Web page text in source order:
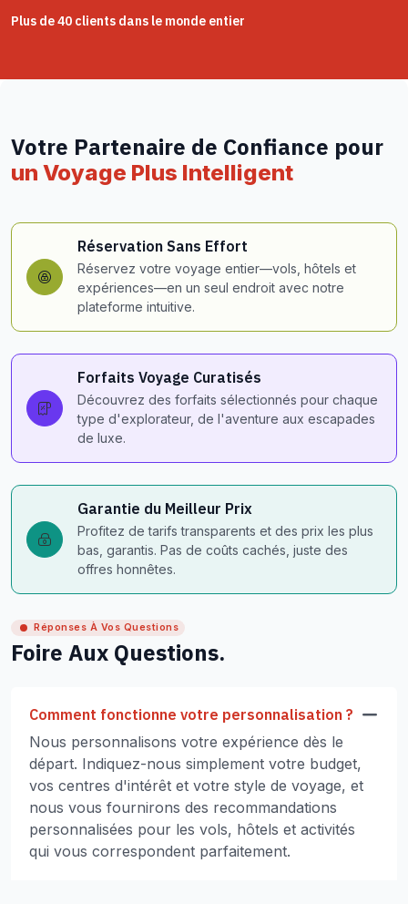
Plus de 40 clients dans le monde entier
Votre Partenaire de Confiance pour
un Voyage Plus Intelligent
Réservation Sans Effort
Réservez votre voyage entier—vols, hôtels et
expériences—en un seul endroit avec notre
plateforme intuitive.
Forfaits Voyage Curatisés
Découvrez des forfaits sélectionnés pour chaque
type d'explorateur, de l'aventure aux escapades
de luxe.
Garantie du Meilleur Prix
Profitez de tarifs transparents et des prix les plus
bas, garantis. Pas de coûts cachés, juste des
offres honnêtes.
Réponses À Vos Questions
Foire Aux Questions.
Comment fonctionne votre personnalisation ?
Nous personnalisons votre expérience dès le
départ. Indiquez-nous simplement votre budget,
vos centres d'intérêt et votre style de voyage, et
nous vous fournirons des recommandations
personnalisées pour les vols, hôtels et activités
qui vous correspondent parfaitement.